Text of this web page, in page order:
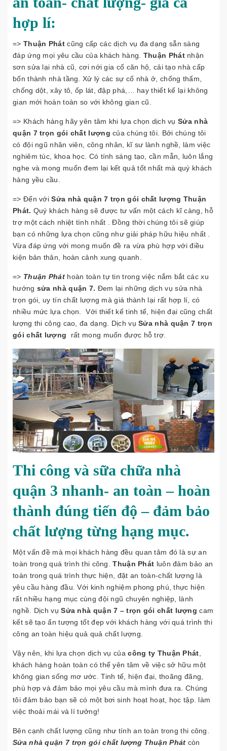
hợp lí:
=> Thuận Phátcũng cấp các dịch vụ đa dạng sẵn sàng
đáp ứng mọi yêu cầu của khách hàng.
Thuận Phátnhận
sơn sửa lại nhà cũ, cơi nới gia cố căn hộ, cải tạo nhà cấp
bốn thành nhà tầng. Xử lý các sự cố nhà ở, chống thấm,
chống dột, xây tô, ốp lát, đập phá,… hay thiết kế lại không
gian mới hoàn toàn so với không gian cũ.
=> Khách hàng hãy yên tâm khi lựa chọn dịch vụSửa nhà
quận 7 trọn gói chất lượng của chúng tôi. Bởi chúng tôi
có đội ngũ nhân viên, công nhân, kĩ sư lành nghề, làm việc
nghiêm túc, khoa học. Có tính sáng tạo, cần mẫn, luôn lắng
nghe và mong muốn đem lại kết quả tốt nhất mà quý khách
hàng yều cầu.
=> Đến vớiSửa nhà quận 7 trọn gói chất lượng Thuận
Phát. Quý khách hàng sẽ được tư vấn một cách kĩ càng, hỗ
trợ một cách nhiệt tình nhất . Đồng thời chúng tôi sẽ giúp
bạn có những lựa chọn cũng như giải pháp hữu hiệu nhất .
Vừa đáp ứng với mong muốn đề ra vừa phù hợp với điều
kiện bản thân, hoàn cảnh xung quanh.
=> Thuận Pháthoàn toàn tự tin trong việc nắm bắt các xu
hướng sửa nhà quận 7. Đem lại những dịch vụ sửa nhà
trọn gói, uy tín chất lượng mà giá thành lại rất hợp lí, có
nhiều mức lựa chọn. Với thiết kế tinh tế, hiện đại cũng chất
lượng thi công cao, đa dạng. Dịch vụ Sửa nhà quận 7 trọn
gói chất lượng
rất mong muốn được hỗ trợ.
Thi công và sữa chữa nhà
quận 3 nhanh- an toàn – hoàn
thành đúng tiến độ – đảm bảo
chất lượng từng hạng mục.
Một vấn đề mà mọi khách hàng đều quan tâm đó là sự an
toàn trong quá trình thi công.Thuận Phát luôn đảm bảo an
toàn trong quá trình thực hiện, đặt an toàn-chất lượng là
yêu cầu hàng đầu. Với kinh nghiệm phong phú, thực hiện
rất nhiều hạng mục cùng đội ngũ chuyên nghiệp, lành
nghề. Dịch vụSửa nhà quận 7 – trọn gói chất lượng cam
kết sẽ tạo ấn tượng tốt đẹp với khách hàng với quá trình thi
công an toàn hiệu quả quả chất lượng.
Vậy nên, khi lựa chọn dịch vụ củacông ty Thuận Phát
khách hàng hoàn toàn có thể yên tâm về việc sở hữu một
không gian sống mơ ước. Tinh tế, hiện đại, thoãng đãng,
phù hợp và đảm bảo mọi yêu cầu mà mình đưa ra. Chúng
tôi đảm bảo bạn sẽ có một bơi sinh hoạt hoạt, học tập. làm
việc thoải mái và lí tưởng!
Bên cạnh chất lượng cũng như tính an toàn trong thi công.
Sửa nhà quận 7 trọn gói chất lượng Thuận Phát còn